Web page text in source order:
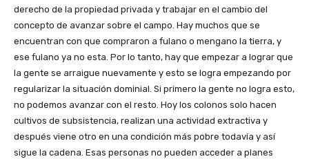
derecho de la propiedad privada y trabajar en el cambio del
concepto de avanzar sobre el campo. Hay muchos que se
encuentran con que compraron a fulano o mengano la tierra, y
ese fulano ya no esta. Por lo tanto, hay que empezar a lograr que
la gente se arraigue nuevamente y esto se logra empezando por
regularizar la situación dominial. Si primero la gente no logra esto,
no podemos avanzar con el resto. Hoy los colonos solo hacen
cultivos de subsistencia, realizan una actividad extractiva y
después viene otro en una condición más pobre todavía y así
sigue la cadena. Esas personas no pueden acceder a planes